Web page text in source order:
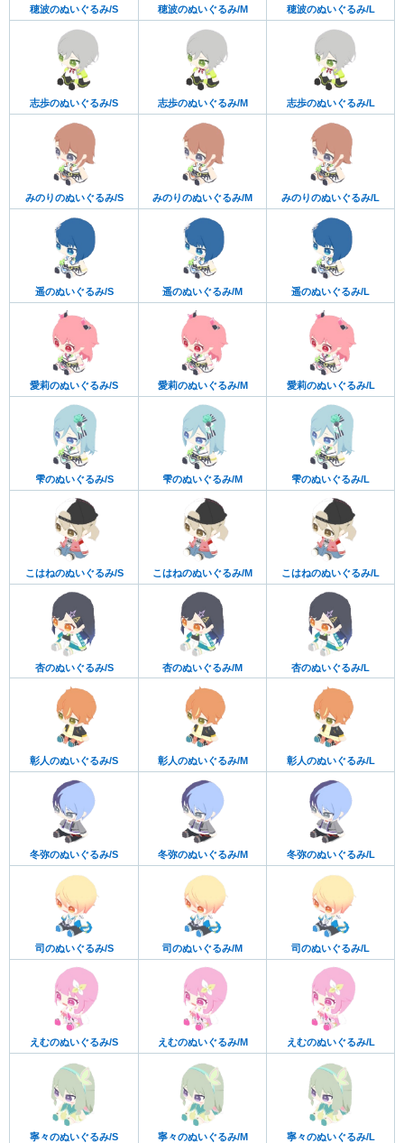
穂波のぬいぐるみ/S 穂波のぬいぐるみ/M 穂波のぬいぐるみ/L
志歩のぬいぐるみ/S 志歩のぬいぐるみ/M 志歩のぬいぐるみ/L
みのりのぬいぐるみ/S みのりのぬいぐるみ/M みのりのぬいぐるみ/L
遥のぬいぐるみ/S 遥のぬいぐるみ/M 遥のぬいぐるみ/L
愛莉のぬいぐるみ/S 愛莉のぬいぐるみ/M 愛莉のぬいぐるみ/L
雫のぬいぐるみ/S 雫のぬいぐるみ/M 雫のぬいぐるみ/L
こはねのぬいぐるみ/S こはねのぬいぐるみ/M こはねのぬいぐるみ/L
杏のぬいぐるみ/S 杏のぬいぐるみ/M 杏のぬいぐるみ/L
彰人のぬいぐるみ/S 彰人のぬいぐるみ/M 彰人のぬいぐるみ/L
冬弥のぬいぐるみ/S 冬弥のぬいぐるみ/M 冬弥のぬいぐるみ/L
司のぬいぐるみ/S 司のぬいぐるみ/M 司のぬいぐるみ/L
えむのぬいぐるみ/S えむのぬいぐるみ/M えむのぬいぐるみ/L
寧々のぬいぐるみ/S 寧々のぬいぐるみ/M 寧々のぬいぐるみ/L